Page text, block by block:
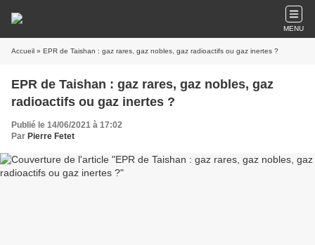
MENU
Accueil » EPR de Taishan : gaz rares, gaz nobles, gaz radioactifs ou gaz inertes ?
EPR de Taishan : gaz rares, gaz nobles, gaz
radioactifs ou gaz inertes ?
Publié le 14/06/2021 à 17:02
Par Pierre Fetet